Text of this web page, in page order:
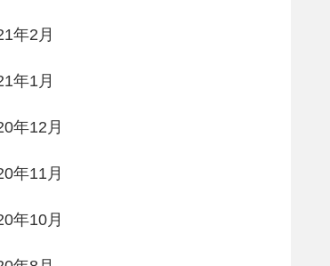
年2月
年1月
年12月
年11月
年10月